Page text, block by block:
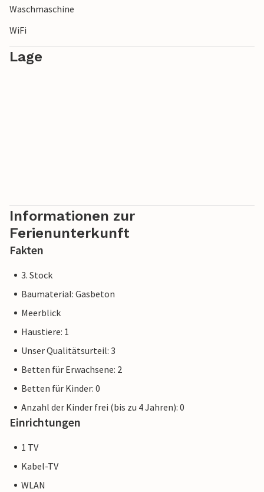
Waschmaschine
WiFi
Lage
Informationen zur
Ferienunterkunft
Fakten
3. Stock
Baumaterial: Gasbeton
Meerblick
Haustiere: 1
Unser Qualitätsurteil: 3
Betten für Erwachsene: 2
Betten für Kinder: 0
Anzahl der Kinder frei (bis zu 4 Jahren): 0
Einrichtungen
1 TV
Kabel-TV
WLAN